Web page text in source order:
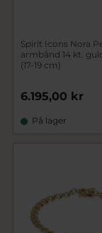
Spirit Icons Nora
armbånd 14 kt.
(17-19 cm)
6.195,00 kr
På lager